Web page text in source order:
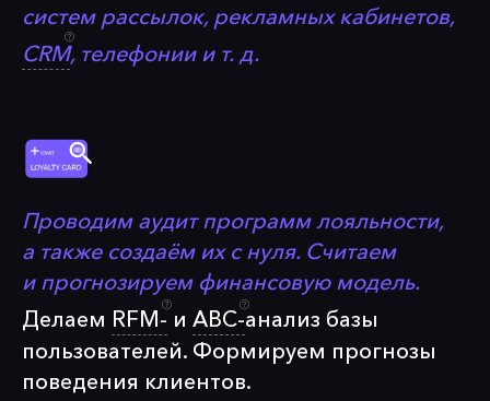
систем рассылок, рекламных кабинетов,
CRM, телефонии и т. д.
Проводим аудит программ лояльности,
а также создаём их с нуля. Считаем
и прогнозируем финансовую модель.
Делаем RFM- и ABC-анализ базы
пользователей. Формируем прогнозы
поведения клиентов.